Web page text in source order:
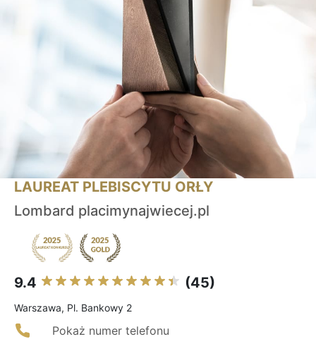
LAUREAT PLEBISCYTU ORŁY
Lombard placimynajwiecej.pl
9.4 (45)
Warszawa, Pl. Bankowy 2
Pokaż numer telefonu